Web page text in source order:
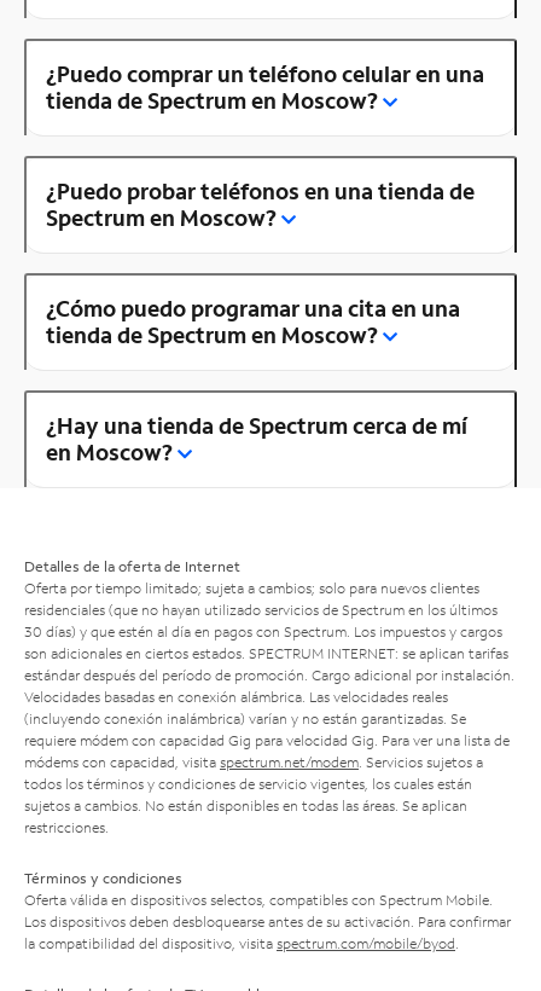
¿Puedo comprar un teléfono celular en una
tienda de Spectrum en Moscow?
¿Puedo probar teléfonos en una tienda de
Spectrum en Moscow?
¿Cómo puedo programar una cita en una
tienda de Spectrum en Moscow?
¿Hay una tienda de Spectrum cerca de mí
en Moscow?
Detalles de la oferta de Internet
Oferta por tiempo limitado; sujeta a cambios; solo para nuevos clientes
residenciales (que no hayan utilizado servicios de Spectrum en los últimos
30 días) y que estén al día en pagos con Spectrum. Los impuestos y cargos
son adicionales en ciertos estados. SPECTRUM INTERNET: se aplican tarifas
estándar después del período de promoción. Cargo adicional por instalación.
Velocidades basadas en conexión alámbrica. Las velocidades reales
(incluyendo conexión inalámbrica) varían y no están garantizadas. Se
requiere módem con capacidad Gig para velocidad Gig. Para ver una lista de
módems con capacidad, visita spectrum.net/modem . Servicios sujetos a
todos los términos y condiciones de servicio vigentes, los cuales están
sujetos a cambios. No están disponibles en todas las áreas. Se aplican
restricciones.
Términos y condiciones
Oferta válida en dispositivos selectos, compatibles con Spectrum Mobile.
Los dispositivos deben desbloquearse antes de su activación. Para confirmar
la compatibilidad del dispositivo, visita spectrum.com/mobile/byod